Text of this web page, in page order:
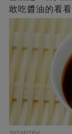
敢吃醬油的看